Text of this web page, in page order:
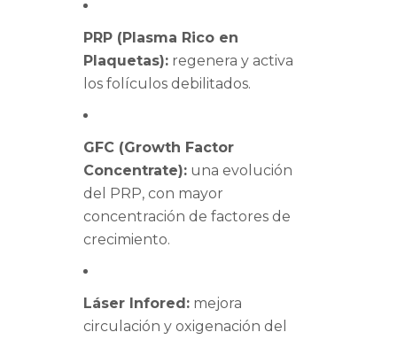
PRP (Plasma Rico en
Plaquetas): regenera y activa
los folículos debilitados.
GFC (Growth Factor
Concentrate): una evolución
del PRP, con mayor
concentración de factores de
crecimiento.
Láser Infored: mejora
circulación y oxigenación del